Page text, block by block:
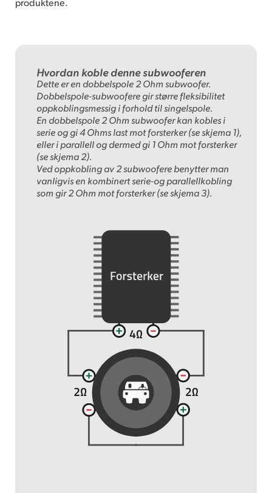
Hvordan koble denne subwooferen
Dette er en dobbelspole 2 Ohm subwoofer.
Dobbelspole-subwoofere gir større fleksibilitet
oppkoblingsmessig i forhold til singelspole.
En dobbelspole 2 Ohm subwoofer kan kobles i
serie og gi 4 Ohms last mot forsterker (se skjema 1),
eller i parallell og dermed gi 1 Ohm mot forsterker
(se skjema 2).
Ved oppkobling av 2 subwoofere benytter man
vanligvis en kombinert serie-og parallellkobling
som gir 2 Ohm mot forsterker (se skjema 3).